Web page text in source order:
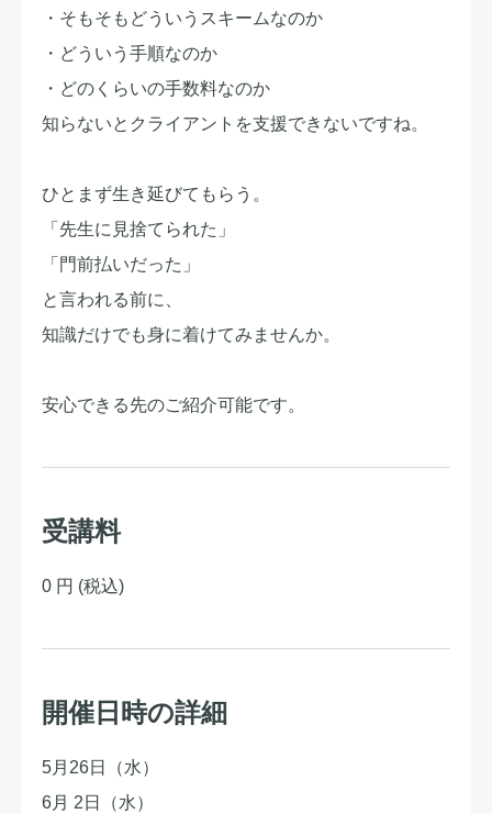
・そもそもどういうスキームなのか
・どういう手順なのか
・どのくらいの手数料なのか
知らないとクライアントを支援できないですね。
ひとまず生き延びてもらう。
「先生に見捨てられた」
「門前払いだった」
と言われる前に、
知識だけでも身に着けてみませんか。
安心できる先のご紹介可能です。
受講料
0 円 (税込)
開催日時の詳細
5月26日（水）
6月 2日（水）